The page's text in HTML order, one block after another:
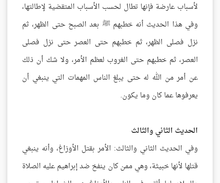
لأسباب عارضة فإنها تطال لحسب الأسباب المتقضية لإطالتها،
وفي هذا الحديث أنه خطبهم ﷺ بعد الصبح حتى الظهر، ثم
نزل فصلى الظهر، ثم خطبهم حتى العصر حتى نزل فصلى
العصر، ثم خطبهم حتى الغروب لعظم الأمر، ولا شك أن ذلك
عن أمر من الله له حتى يبلغ الناس المهمات التي ينبغي أن
يعرفوها عما كان وما يكون.
الحديث الثاني والثالث
وفي الحديث الثاني والثالث: الأمر بقتل الأوزاغ، وأنه ينبغي
قتلها لأنها خبيثة، وهي ممن كان ينفخ ضد إبراهيم عليه الصلاة